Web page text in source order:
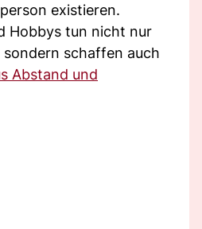
existieren.
Hobbys tun nicht nur
schaffen auch
Abstand und